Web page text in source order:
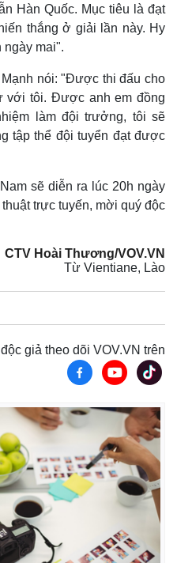
Multimedia
Video
E-Magazine
Infographic
Hàn Quốc. Mục tiêu là đạt
thắng ở giải lần này. Hy
ngày mai".
nói: "Được thi đấu cho
với tôi. Được anh em đồng
làm đội trưởng, tôi sẽ
tập thể đội tuyển đạt được
sẽ diễn ra lúc 20h ngày
trực tuyến, mời quý độc
CTV Hoài Thương/VOV.VN
Từ Vientiane, Lào
giả theo dõi VOV.VN trên